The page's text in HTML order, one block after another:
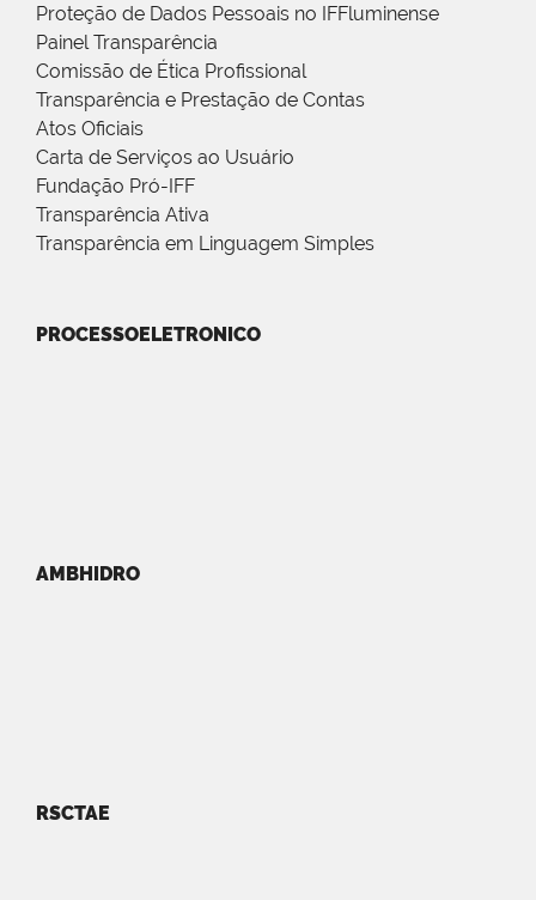
Proteção de Dados Pessoais no IFFluminense
Painel Transparência
Comissão de Ética Profissional
Transparência e Prestação de Contas
Atos Oficiais
Carta de Serviços ao Usuário
Fundação Pró-IFF
Transparência Ativa
Transparência em Linguagem Simples
PROCESSOELETRONICO
AMBHIDRO
RSCTAE